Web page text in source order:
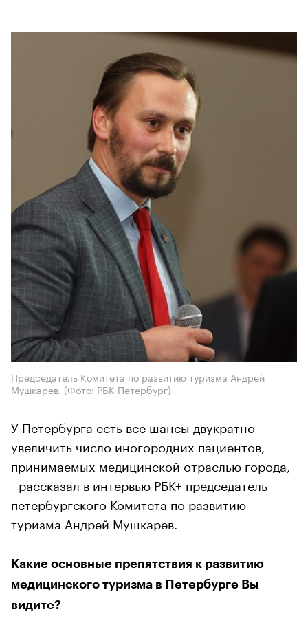
Председатель Комитета по развитию туризма Андрей
Мушкарев. (Фото: РБК Петербург)
У Петербурга есть все шансы двукратно
увеличить число иногородних пациентов,
принимаемых медицинской отраслью города,
- рассказал в интервью РБК+ председатель
петербургского Комитета по развитию
туризма Андрей Мушкарев.
Какие основные препятствия к развитию
медицинского туризма в Петербурге Вы
видите?